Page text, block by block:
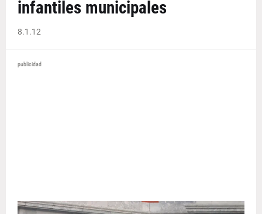
infantiles municipales
8.1.12
publicidad